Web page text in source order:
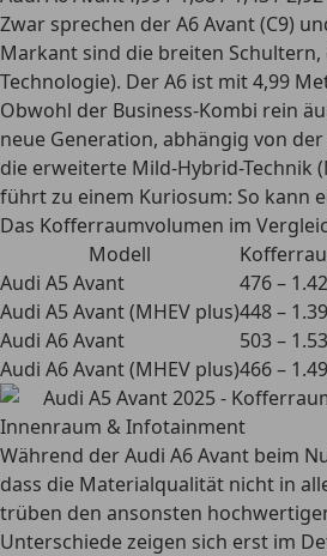
Zwar sprechen der A6 Avant (C9)
Markant sind die breiten
Technologie). Der A6 ist mit 4,99
Obwohl der Business-Kombi rein
neue Generation, abhängig von
die erweiterte Mild-Hybrid-Technik
führt zu einem Kuriosum: So kann
Das Kofferraumvolumen im
Modell
Audi A5 Avant
476 –
Audi A5 Avant (MHEV plus)448 –
Audi A6 Avant
503 –
Audi A6 Avant (MHEV plus)466 –
Innenraum & Infotainment
Während der Audi A6 Avant beim
dass die Materialqualität nicht in
trüben den ansonsten
Unterschiede zeigen sich erst im